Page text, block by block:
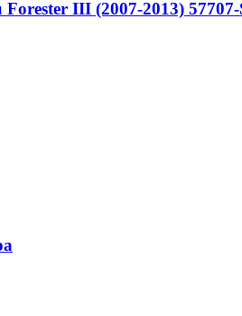
III (2007-2013) 57707-